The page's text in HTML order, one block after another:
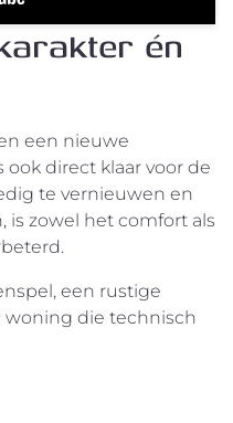
én
een nieuwe
direct klaar voor de
te vernieuwen en
zowel het comfort als
een rustige
woning die technisch